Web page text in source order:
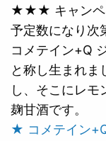
★★★ キャンペ
予定数になり
コメテイン+Q
と称し生まれま
し、そこにレ
麹甘酒です。
★ コメテイン